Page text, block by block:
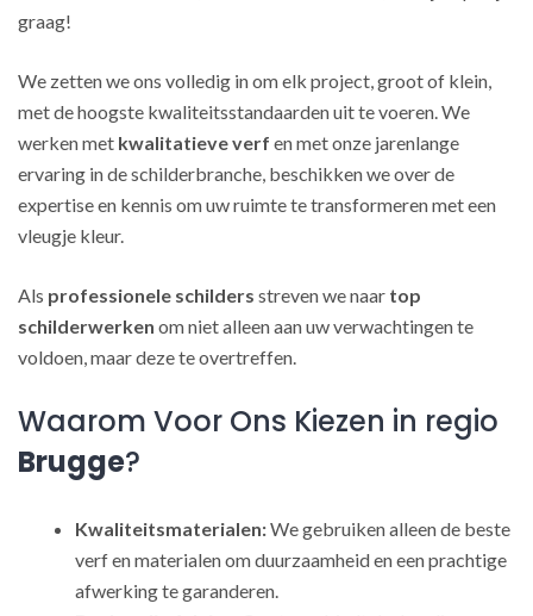
graag!
We zetten we ons volledig in om elk project, groot of klein,
met de hoogste kwaliteitsstandaarden uit te voeren. We
werken met kwalitatieve verf en met onze jarenlange
ervaring in de schilderbranche, beschikken we over de
expertise en kennis om uw ruimte te transformeren met een
vleugje kleur.
Als professionele schilders streven we naar top
schilderwerken om niet alleen aan uw verwachtingen te
voldoen, maar deze te overtreffen.
Waarom Voor Ons Kiezen in regio
Brugge?
Kwaliteitsmaterialen:We gebruiken alleen de beste
verf en materialen om duurzaamheid en een prachtige
afwerking te garanderen.